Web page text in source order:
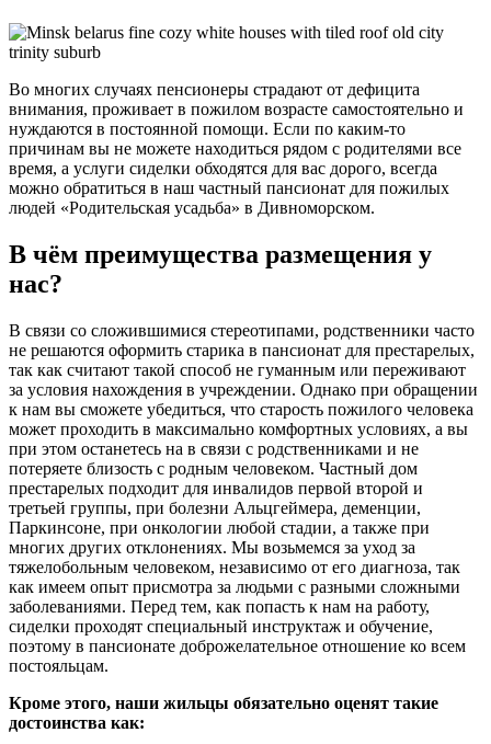
Во многих случаях пенсионеры страдают от дефицита
внимания, проживает в пожилом возрасте самостоятельно и
нуждаются в постоянной помощи. Если по каким-то
причинам вы не можете находиться рядом с родителями все
время, а услуги сиделки обходятся для вас дорого, всегда
можно обратиться в наш частный пансионат для пожилых
людей «Родительская усадьба» в Дивноморском.
В чём преимущества размещения у
нас?
В связи со сложившимися стереотипами, родственники часто
не решаются оформить старика в пансионат для престарелых,
так как считают такой способ не гуманным или переживают
за условия нахождения в учреждении. Однако при обращении
к нам вы сможете убедиться, что старость пожилого человека
может проходить в максимально комфортных условиях, а вы
при этом останетесь на в связи с родственниками и не
потеряете близость с родным человеком. Частный дом
престарелых подходит для инвалидов первой второй и
третьей группы, при болезни Альцгеймера, деменции,
Паркинсоне, при онкологии любой стадии, а также при
многих других отклонениях. Мы возьмемся за уход за
тяжелобольным человеком, независимо от его диагноза, так
как имеем опыт присмотра за людьми с разными сложными
заболеваниями. Перед тем, как попасть к нам на работу,
сиделки проходят специальный инструктаж и обучение,
поэтому в пансионате доброжелательное отношение ко всем
постояльцам.
Кроме этого, наши жильцы обязательно оценят такие
достоинства как: